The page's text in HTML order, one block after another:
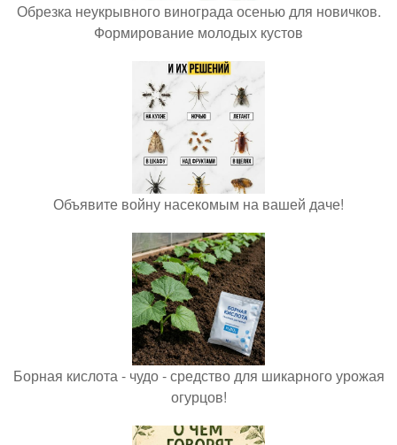
Обрезка неукрывного винограда осенью для новичков.
Формирование молодых кустов
Объявите войну насекомым на вашей даче!
Борная кислота - чудо - средство для шикарного урожая
огурцов!